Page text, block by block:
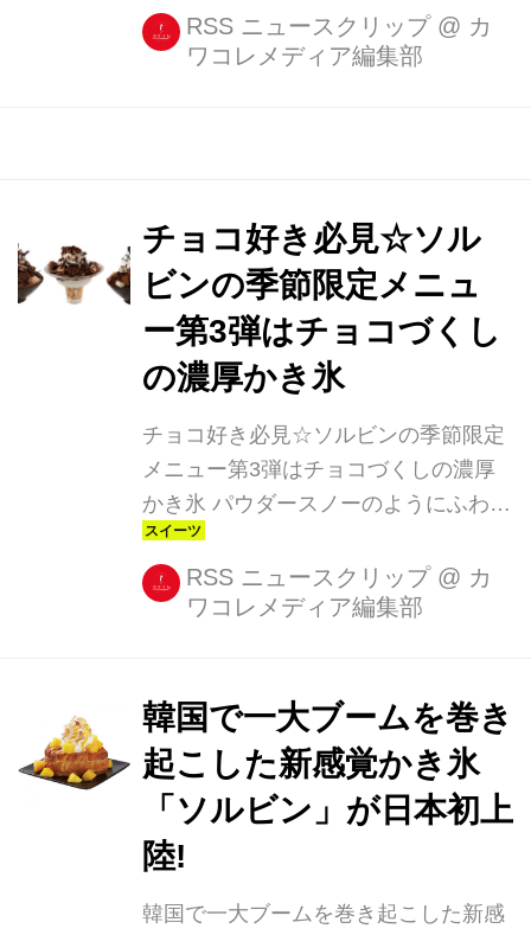
ーが、コリアンデザートカフェ
「SULBING(ソルビン)」に登場します!
円)の2種類。 「抹茶ソルビン」は、パ
ウダースノーのようなふわふわとした
ミルクかき氷のうえに、ほろ苦い抹茶
パウダーと生クリーム、抹茶アイス、
さらにカットされた大福を盛りつけて
います。 思わずSNSにあげたくなるイ
ンパクト大の...
RSS ニュースクリップ @ カ
ワコレメディア編集部
チョコ好き必見☆ソル
ビンの季節限定メニュ
ー第3弾はチョコづくし
の濃厚かき氷
チョコ好き必見☆ソルビンの季節限定
メニュー第3弾はチョコづくしの濃厚
かき氷 パウダースノーのようにふわふ
わなかき氷で人気のコリアンデザート
カフェ「ソルビン」に、季節限定メニ
ュー第3弾が登場! チョコレートソルビ
・チョコ好きにたまらない3品 今回お
目見えするのは、「チョコレートソル
ビン」(1300円)と、同メニューのテイ
クアウト版「チョコレートソルビン
ゴ」(1000円)、「チョコブラウニーソ
レートソルビン」は、ふわふわなミル
RSS ニュースクリップ @ カ
ワコレメディア編集部
韓国で一大ブームを巻き
起こした新感覚かき氷
「ソルビン」が日本初上
陸!
韓国で一大ブームを巻き起こした新感